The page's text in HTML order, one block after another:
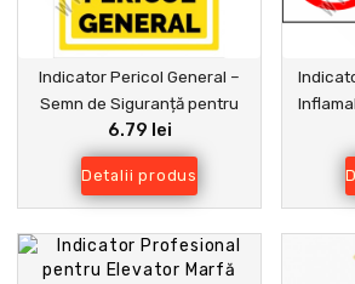
Indicator Pericol General –
Semn de Siguranță pentru
Zone cu Risc Ridicat
6.79 lei
Detalii produs